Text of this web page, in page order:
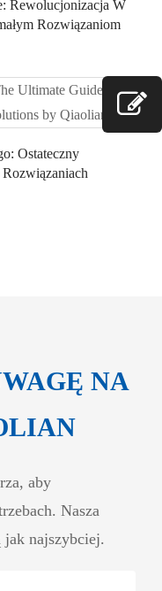
Rewolucjonizacja W
Rozwiązaniom
Ostateczny
NA
aby
Nasza
jak najszybciej.